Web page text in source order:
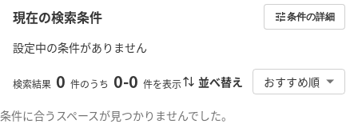
現在の検索条件 条件の詳細
設定中の条件がありません
検索結果 0 件のうち 0-0 件を表示 並べ替え おすすめ順
条件に合うスペースが見つかりませんでした。